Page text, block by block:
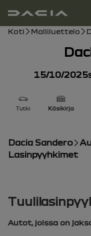
käyttöopas
Leipäpolku
Koti Malliluettelo
15/10/2025
Tutki Käsikirja
Dacia Sandero
Lasinpyyhkimet
Autot, joissa on